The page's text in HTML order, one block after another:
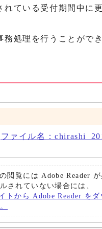
ている受付期間中に
処理を行うことがで
ァイル名：
閲覧には Adobe Reader
されていない場合には、
トから Adobe Reader をダ